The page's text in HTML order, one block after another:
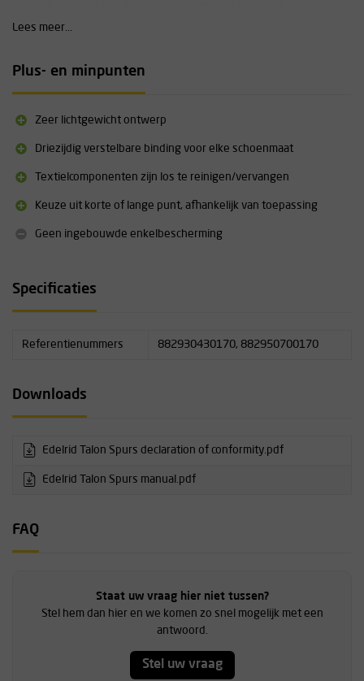
aanpassing is mogelijk aan verschillende schoenen.
Verkrijgbaar met korte gaff (43 mm) of lange gaff (70 mm)
Duurzame staalconstructie, lichtgewicht ontworpen
Driezijdig verstelbare binding
Textielcomponenten demontabel en wasbaar
Lees meer...
Plus- en minpunten
Zeer lichtgewicht ontwerp
Driezijdig verstelbare binding voor elke schoenmaat
Textielcomponenten zijn los te reinigen/vervangen
Keuze uit korte of lange punt, afhankelijk van toepassing
Geen ingebouwde enkelbescherming
Specificaties
Referentienummers 882930430170, 882950700170
Downloads
Edelrid Talon Spurs declaration of conformity.pdf
Edelrid Talon Spurs manual.pdf
FAQ
Staat uw vraag hier niet tussen?
Stel hem dan hier en we komen zo snel mogelijk met een
antwoord.
Stel uw vraag